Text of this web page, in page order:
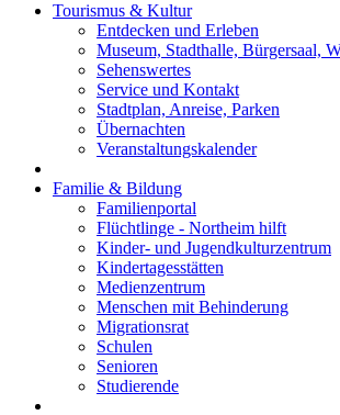
Tourismus & Kultur
Entdecken und Erleben
Museum, Stadthalle, Bürgersaal,
Sehenswertes
Service und Kontakt
Stadtplan, Anreise, Parken
Übernachten
Veranstaltungskalender
Familie & Bildung
Familienportal
Flüchtlinge - Northeim hilft
Kinder- und Jugendkulturzentrum
Kindertagesstätten
Medienzentrum
Menschen mit Behinderung
Migrationsrat
Schulen
Senioren
Studierende